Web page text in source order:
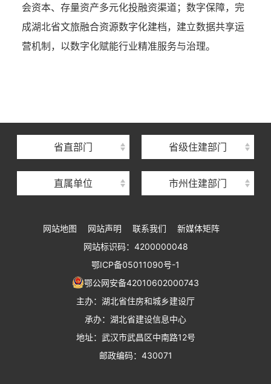
会资本、存量资产多元化投融资渠道；数字保障，完
成湖北省文旅融合资源数字化建档，建立数据共享运
营机制，以数字化赋能行业精准服务与治理。
省直部门 省级住建部门
直属单位
湖北省住房保障中心
湖北省建设工程质量安全监督总站
湖北省建设工程标准定额管理总站
湖北省住建厅执业资格注册中心
湖北省城乡建设发展中心
湖北城市建设职业技术学院
市州住建部门
网站地图 网站声明 联系我们
新媒体矩阵
网站标识码：4200000048
鄂ICP备05011090号-1
鄂公网安备42010602000743
主办：湖北省住房和城乡建设厅
承办：湖北省建设信息中心
地址：武汉市武昌区中南路12号
邮政编码：430071